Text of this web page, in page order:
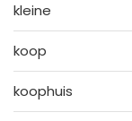
kleine
koop
koophuis